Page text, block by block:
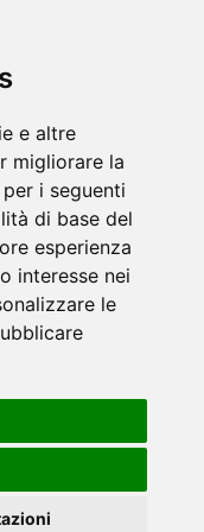
e altre
migliorare la
i seguenti
di base del
esperienza
interesse nei
le